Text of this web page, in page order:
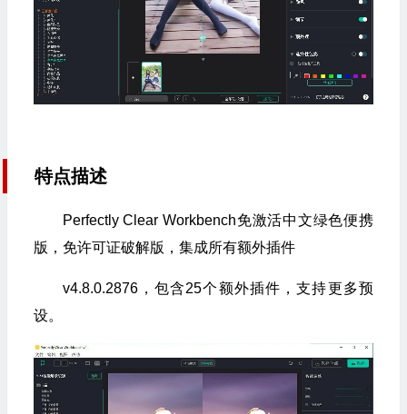
特点描述
Perfectly Clear Workbench免激活中文绿色便携
版，免许可证破解版，集成所有额外插件
v4.8.0.2876，包含25个额外插件，支持更多预
设。